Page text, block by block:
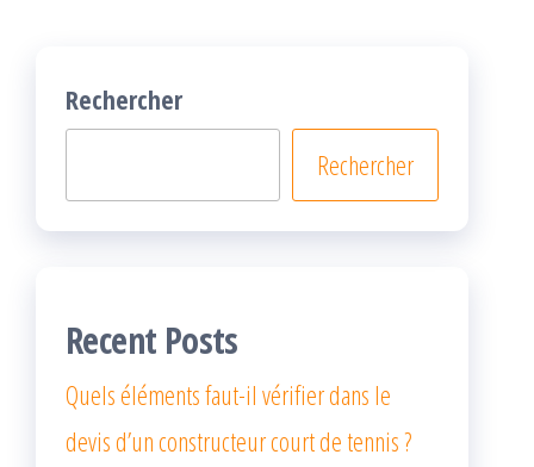
Rechercher
Rechercher
Recent Posts
Quels éléments faut-il vérifier dans le
devis d’un constructeur court de tennis ?